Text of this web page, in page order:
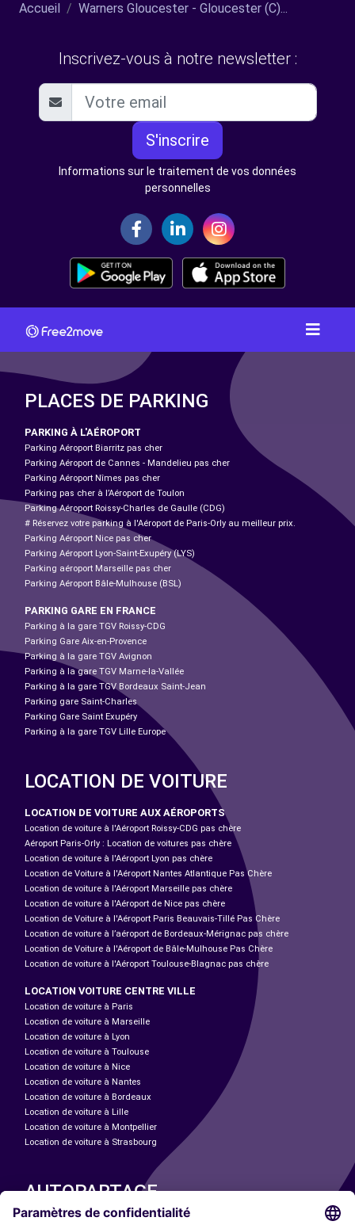
Accueil Warners Gloucester - Gloucester (C)...
Inscrivez-vous à notre newsletter :
S'inscrire
Informations sur le traitement de vos données
personnelles
PLACES DE PARKING
PARKING À L'AÉROPORT
Parking Aéroport Biarritz pas cher
Parking Aéroport de Cannes - Mandelieu pas cher
Parking Aéroport Nîmes pas cher
Parking pas cher à l’Aéroport de Toulon
Parking Aéroport Roissy-Charles de Gaulle (CDG)
# Réservez votre parking à l'Aéroport de Paris-Orly au meilleur prix.
Parking Aéroport Nice pas cher
Parking Aéroport Lyon-Saint-Exupéry (LYS)
Parking aéroport Marseille pas cher
Parking Aéroport Bâle-Mulhouse (BSL)
PARKING GARE EN FRANCE
Parking à la gare TGV Roissy-CDG
Parking Gare Aix-en-Provence
Parking à la gare TGV Avignon
Parking à la gare TGV Marne-la-Vallée
Parking à la gare TGV Bordeaux Saint-Jean
Parking gare Saint-Charles
Parking Gare Saint Exupéry
Parking à la gare TGV Lille Europe
LOCATION DE VOITURE
LOCATION DE VOITURE AUX AÉROPORTS
Location de voiture à l'Aéroport Roissy-CDG pas chère
Aéroport Paris-Orly : Location de voitures pas chère
Location de voiture à l'Aéroport Lyon pas chère
Location de Voiture à l'Aéroport Nantes Atlantique Pas Chère
Location de voiture à l'Aéroport Marseille pas chère
Location de voiture à l'Aéroport de Nice pas chère
Location de Voiture à l'Aéroport Paris Beauvais-Tillé Pas Chère
Location de voiture à l’aéroport de Bordeaux-Mérignac pas chère
Location de Voiture à l'Aéroport de Bâle-Mulhouse Pas Chère
Location de voiture à l'Aéroport Toulouse-Blagnac pas chère
LOCATION VOITURE CENTRE VILLE
Location de voiture à Paris
Location de voiture à Marseille
Location de voiture à Lyon
Location de voiture à Toulouse
Location de voiture à Nice
Location de voiture à Nantes
Location de voiture à Bordeaux
Location de voiture à Lille
Location de voiture à Montpellier
Location de voiture à Strasbourg
AUTOPARTAGE